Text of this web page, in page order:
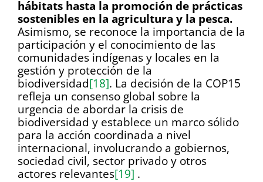
hábitats hasta la promoción de prácticas
sostenibles en la agricultura y la pesca.
Asimismo, se reconoce la importancia de la
participación y el conocimiento de las
comunidades indígenas y locales en la
gestión y protección de la
biodiversidad[18]. La decisión de la COP15
refleja un consenso global sobre la
urgencia de abordar la crisis de
biodiversidad y establece un marco sólido
para la acción coordinada a nivel
internacional, involucrando a gobiernos,
sociedad civil, sector privado y otros
actores relevantes[19] .